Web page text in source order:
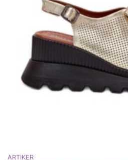
ARTIKER